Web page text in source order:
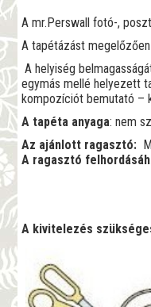
A mr.Perswall fotó-,
A tapétázást
A helyiség
egymás mellé helyezett
kompozíciót bemutató –
A tapéta anyaga: nem
Az ajánlott ragasztó:
A ragasztó
A kivitelezés